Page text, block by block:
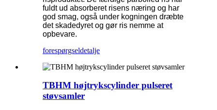
fuldt ud absorberet risens næring og har
god smag, også under kogningen dræbte
det skadedyret og gør ris nemme at
opbevare.
forespørgseldetalje
TBHM højtrykscylinder pulseret
støvsamler